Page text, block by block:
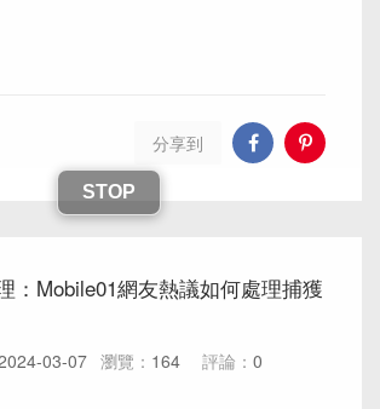
分享到
：Mobile01網友熱議如何處理捕獲
03-07 瀏覽： 164 評論： 0
STOP